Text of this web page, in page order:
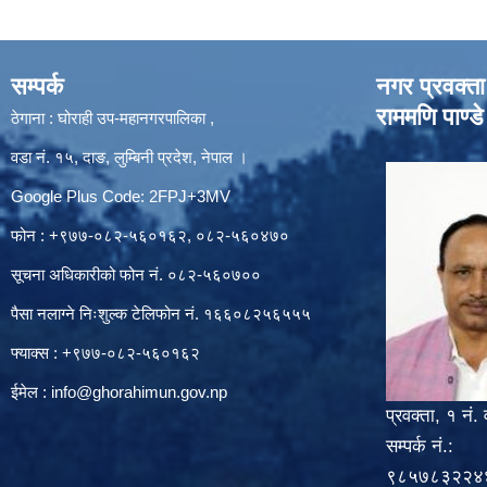
सम्पर्क
ठेगाना : घोराही उप-महानगरपालिका ,
वडा नं. १५, दाङ, लुम्बिनी प्रदेश, नेपाल ।
Google Plus Code: 2FPJ+3MV
फोन : +९७७-०८२-५६०१६२, ०८२-५६०४७०
सूचना अधिकारीको फोन नं. ०८२-५६०७००
पैसा नलाग्ने निःशुल्क टेलिफोन नं. १६६०८२५६५५५
फ्याक्स : +९७७-०८२-५६०१६२
ईमेल : info@ghorahimun.gov.np
नगर प्रवक्ता
राममणि पाण्डे
प्रवक्ता, १ नं.
सम्पर्क नं.: